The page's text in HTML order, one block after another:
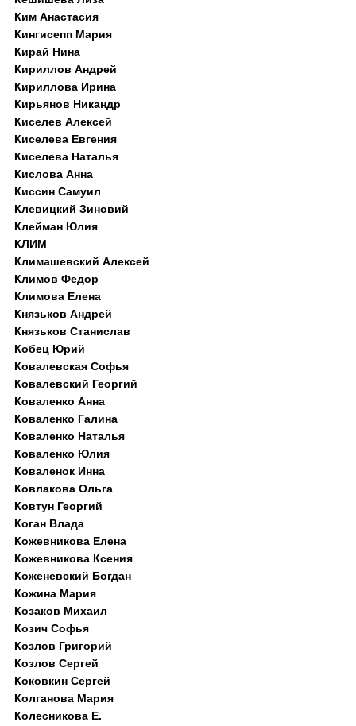
Ким Анастасия
Кингисепп Мария
Кирай Нина
Кириллов Андрей
Кириллова Ирина
Кирьянов Никандр
Киселев Алексей
Киселева Евгения
Киселева Наталья
Кислова Анна
Киссин Самуил
Клевицкий Зиновий
Клейман Юлия
КЛИМ
Климашевский Алексей
Климов Федор
Климова Елена
Князьков Андрей
Князьков Станислав
Кобец Юрий
Ковалевская Софья
Ковалевский Георгий
Коваленко Анна
Коваленко Галина
Коваленко Наталья
Коваленко Юлия
Коваленок Инна
Ковлакова Ольга
Ковтун Георгий
Коган Влада
Кожевникова Елена
Кожевникова Ксения
Коженевский Богдан
Кожина Мария
Козаков Михаил
Козич Софья
Козлов Григорий
Козлов Сергей
Коковкин Сергей
Колганова Мария
Колесникова Е.